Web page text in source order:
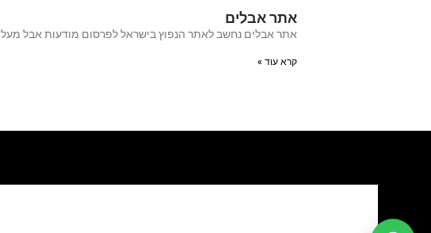
אתר אבלים
אתר אבלים נחשב לאתר הנפוץ בישראל לפרסום מודעות אבל מעל 20 שנה האתר עבר לאחרונה שדרוג מערכות על מנת שכל
קרא עוד »